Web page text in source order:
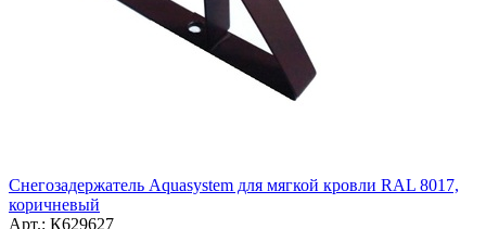
Снегозадержатель Aquasystem для мягкой кровли RAL 8017,
коричневый
Арт.: К629627